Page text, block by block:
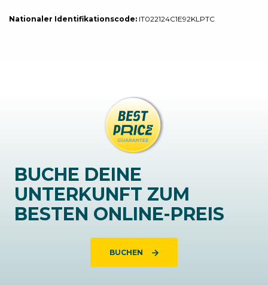
Nationaler Identifikationscode: IT022124C1E92KLPTC
BUCHE DEINE
UNTERKUNFT ZUM
BESTEN ONLINE-PREIS
BUCHEN